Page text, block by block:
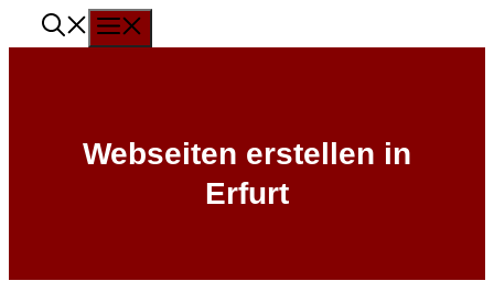
Zum
Inhalt
Webseiten erstellen in
Erfurt